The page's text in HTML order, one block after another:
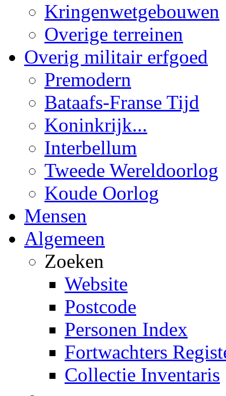
Kringenwetgebouwen
Overige terreinen
Overig militair erfgoed
Premodern
Bataafs-Franse Tijd
Koninkrijk...
Interbellum
Tweede Wereldoorlog
Koude Oorlog
Mensen
Algemeen
Zoeken
Website
Postcode
Personen Index
Fortwachters
Collectie Inventaris